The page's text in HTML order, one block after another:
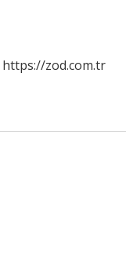
https://zod.com.tr